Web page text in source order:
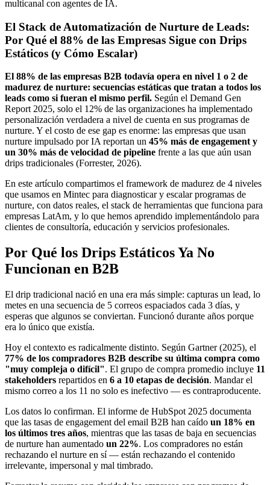
multicanal con agentes de IA.
El Stack de Automatización de Nurture de Leads:
Por Qué el 88% de las Empresas Sigue con Drips
Estáticos (y Cómo Escalar)
El 88% de las empresas B2B todavía opera en nivel 1 o 2 de
madurez de nurture: secuencias estáticas que tratan a todos los
leads como si fueran el mismo perfil. Según el Demand Gen
Report 2025, solo el 12% de las organizaciones ha implementado
personalización verdadera a nivel de cuenta en sus programas de
nurture. Y el costo de ese gap es enorme: las empresas que usan
nurture impulsado por IA reportan un 45% más de engagement y
un 30% más de velocidad de pipeline frente a las que aún usan
drips tradicionales (Forrester, 2026).
En este artículo compartimos el framework de madurez de 4 niveles
que usamos en Mintec para diagnosticar y escalar programas de
nurture, con datos reales, el stack de herramientas que funciona para
empresas LatAm, y lo que hemos aprendido implementándolo para
clientes de consultoría, educación y servicios profesionales.
Por Qué los Drips Estáticos Ya No
Funcionan en B2B
El drip tradicional nació en una era más simple: capturas un lead, lo
metes en una secuencia de 5 correos espaciados cada 3 días, y
esperas que algunos se conviertan. Funcionó durante años porque
era lo único que existía.
Hoy el contexto es radicalmente distinto. Según Gartner (2025), el
77% de los compradores B2B describe su última compra como
"muy compleja o difícil". El grupo de compra promedio incluye 11
stakeholders repartidos en 6 a 10 etapas de decisión. Mandar el
mismo correo a los 11 no solo es inefectivo — es contraproducente.
Los datos lo confirman. El informe de HubSpot 2025 documenta
que las tasas de engagement del email B2B han caído un 18% en
los últimos tres años, mientras que las tasas de baja en secuencias
de nurture han aumentado un 22%. Los compradores no están
rechazando el nurture en sí — están rechazando el contenido
irrelevante, impersonal y mal timbrado.